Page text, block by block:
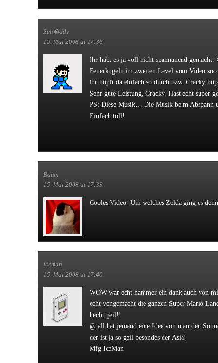
Sch�ddy
15. Mai 2008 at 17:36
Ihr habt es ja voll nicht spannanend gemacht.
Feuerkugeln im zweiten Level vom Video
ihr hüpft da einfach so durch bzw. Cracky
Sehr gute Leistung, Cracky. Hast echt super
PS: Diese Musik… Die Musik beim Abspann
Einfach toll!
Baum
15. Mai 2008 at 17:39
Cooles Video! Um welches Zelda ging es
Iceman
15. Mai 2008 at 17:40
WOW war echt hammer ein dank auch von
echt vongemacht die ganzen Super Mario
hecht geil!!
@ all hat jemand eine Idee von man den
der ist ja so geil besondes der Asia!
Mfg IceMan